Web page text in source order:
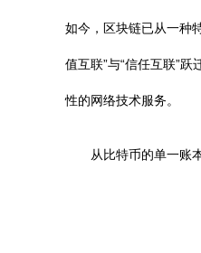
如今，区块链已从一种
值互联”与“信任互联”
性的网络技术服务。
从比特币的单一账